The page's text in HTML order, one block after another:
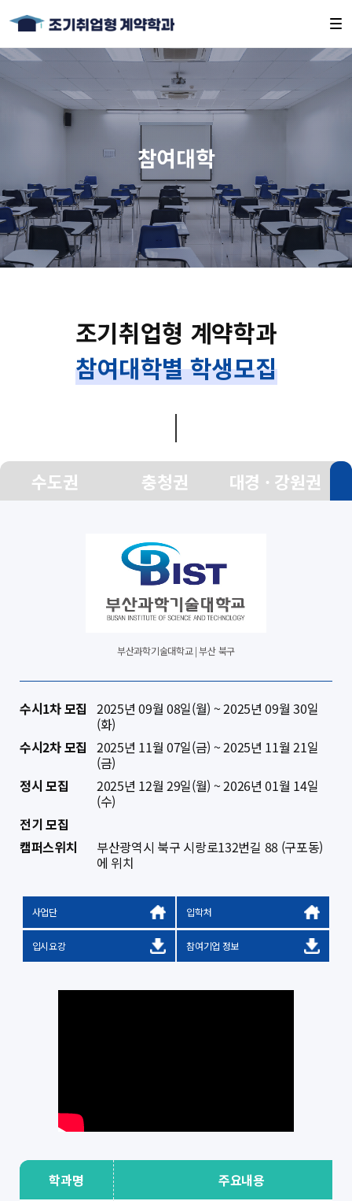
참여대학
조기취업형 계약학과
참여대학별 학생모집
수도권 충청권 대경 · 강원권
부산과학기술대학교 | 부산 북구
수시1차 모집 2025년 09월 08일(월) ~ 2025년 09월 30일
(화)
수시2차 모집 2025년 11월 07일(금) ~ 2025년 11월 21일
(금)
정시 모집
2025년 12월 29일(월) ~ 2026년 01월 14일
(수)
전기 모집
캠퍼스위치
부산광역시 북구 시랑로132번길 88 (구포동)
에 위치
사업단 입학처
입시요강 참여기업 정보
학과명 주요내용